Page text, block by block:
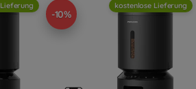
-10%
kostenlose Lieferung